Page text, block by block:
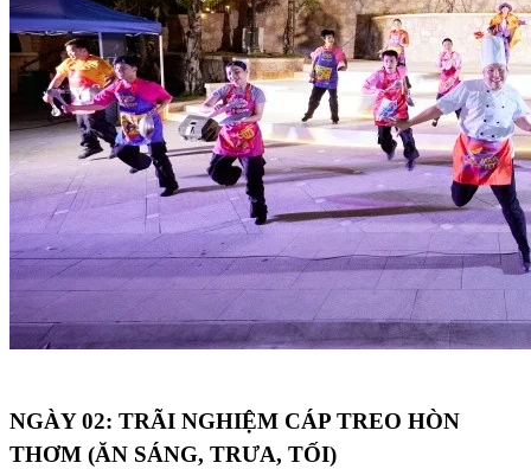
NGÀY 02: TRÃI NGHIỆM CÁP TREO HÒN
THƠM (ĂN SÁNG, TRƯA, TỐI)